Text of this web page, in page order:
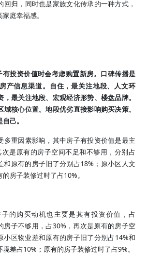
回归，同时也是家族文化传承的一种方式，
庭幸福感。
有投资价值时会考虑购置新房。口碑传播是
产信息渠道。自住，最关注地段、人文环
，最关注地段、宏观经济形势、楼盘品牌。
域核心位置。地段优劣直接影响购买决策。
己。
多重因素影响，其中房子有投资价值是最主
次是原有的房子空间不足和不够用，分别占
和原有的房子旧了分别占18% ；原小区人文
的房子装修过时了占10%。
的购买动机也主要是其有投资价值，占
房子不够用，占30% ，再次是原有的房子空
小区物业差和原有的房子旧了分别占 14%和
境差占10% ；原有的房子装修过时了占9%。